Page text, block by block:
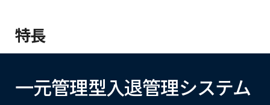
特長
一元管理型入退管理システム